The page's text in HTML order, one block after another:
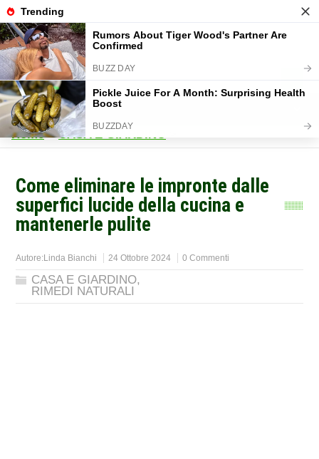
Home>CASA E GIARDINO
Come eliminare le impronte dalle
superfici lucide della cucina e
mantenerle pulite
Autore:Linda Bianchi 24 Ottobre 2024 0 Commenti
CASA E GIARDINO,
RIMEDI NATURALI